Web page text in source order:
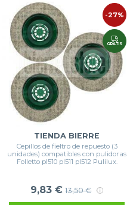
-27%
GRATIS
TIENDA BIERRE
Cepillos de fieltro de repuesto (3
unidades) compatibles con pulidoras
Folletto pl510 pl511 pl512 Pulilux.
9,83 € 13,50 €